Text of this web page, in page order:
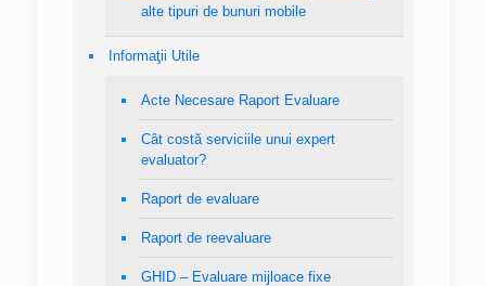
alte tipuri de bunuri mobile
Informaţii Utile
Acte Necesare Raport Evaluare
Cât costă serviciile unui expert
evaluator?
Raport de evaluare
Raport de reevaluare
GHID – Evaluare mijloace fixe